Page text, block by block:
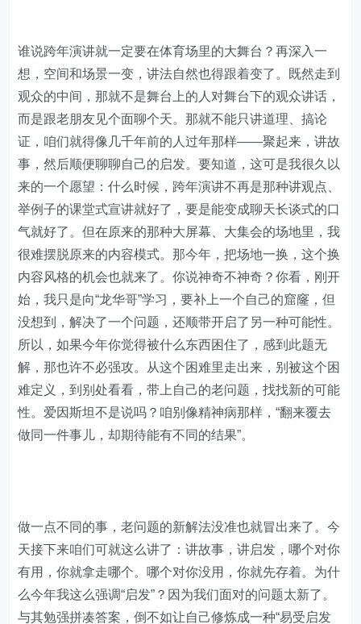
谁说跨年演讲就一定要在体育场里的大舞台？再深入一
想，空间和场景一变，讲法自然也得跟着变了。既然走到
观众的中间，那就不是舞台上的人对舞台下的观众讲话，
而是跟老朋友见个面聊个天。那就不能只讲道理、搞论
证，咱们就得像几千年前的人过年那样——聚起来，讲故
事，然后顺便聊聊自己的启发。要知道，这可是我很久以
来的一个愿望：什么时候，跨年演讲不再是那种讲观点、
举例子的课堂式宣讲就好了，要是能变成聊天长谈式的口
气就好了。但在原来的那种大屏幕、大集会的场地里，我
很难摆脱原来的内容模式。那今年，把场地一换，这个换
内容风格的机会也就来了。你说神奇不神奇？你看，刚开
始，我只是向“龙华哥”学习，要补上一个自己的窟窿，但
没想到，解决了一个问题，还顺带开启了另一种可能性。
所以，如果今年你觉得被什么东西困住了，感到此题无
解，那也许不必强攻。从这个困难里走出来，别被这个困
难定义，到别处看看，带上自己的老问题，找找新的可能
性。爱因斯坦不是说吗？咱别像精神病那样，“翻来覆去
做同一件事儿，却期待能有不同的结果”。
做一点不同的事，老问题的新解法没准也就冒出来了。今
天接下来咱们可就这么讲了：讲故事，讲启发，哪个对你
有用，你就拿走哪个。哪个对你没用，你就先存着。为什
么今年我这么强调“启发”？因为我们面对的问题太新了。
与其勉强拼凑答案，倒不如让自己修炼成一种“易受启发